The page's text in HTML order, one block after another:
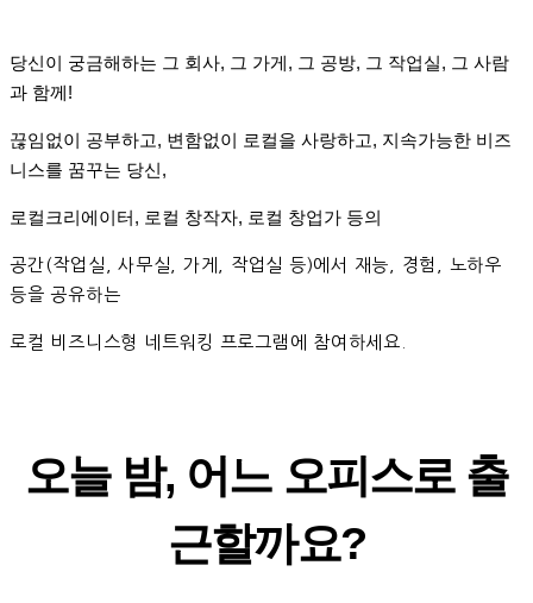
당신이 궁금해하는 그 회사, 그 가게, 그 공방, 그 작업실, 그 사람
과 함께!
끊임없이 공부하고, 변함없이 로컬을 사랑하고, 지속가능한 비즈
니스를 꿈꾸는 당신,
로컬크리에이터, 로컬 창작자, 로컬 창업가 등의
공간(작업실, 사무실, 가게, 작업실 등)에서 재능, 경험, 노하우
등을 공유하는
로컬 비즈니스형 네트워킹 프로그램에 참여하세요.
오늘 밤, 어느 오피스로 출
근할까요?